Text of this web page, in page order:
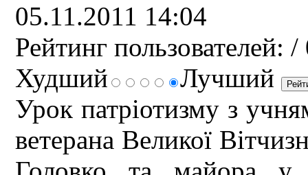
05.11.2011 14:04
Рейтинг пользователей: /
Худший
Лучший
Урок патріотизму з
ветерана Великої